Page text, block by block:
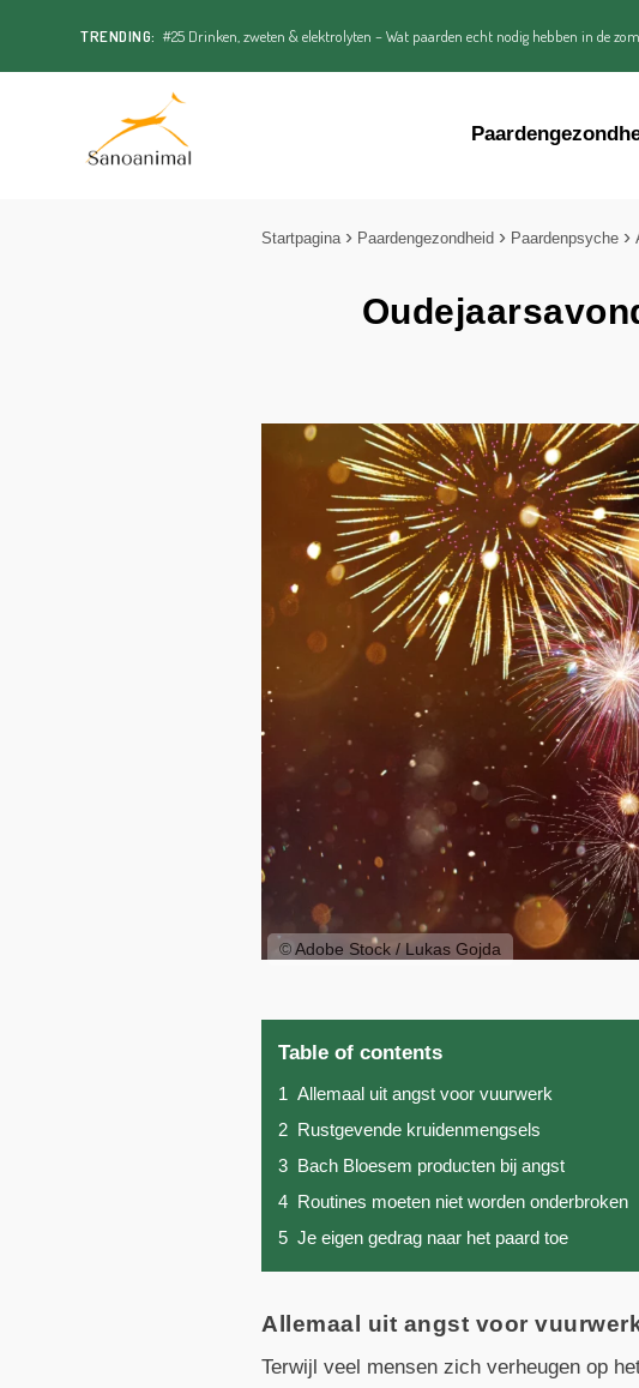
TRENDING: #25 Drinken, zweten & elektrolyten – Wat paarden echt nodig hebben in de
Startpagina Paardengezondheid Paardenpsyche
© Adobe Stock / Lukas Gojda
Table of contents
1 Allemaal uit angst voor vuurwerk
2 Rustgevende kruidenmengsels
3 Bach Bloesem producten bij angst
4 Routines moeten niet worden onderbroken
5 Je eigen gedrag naar het paard toe
Allemaal uit angst voor
Terwijl veel mensen zich verheugen op